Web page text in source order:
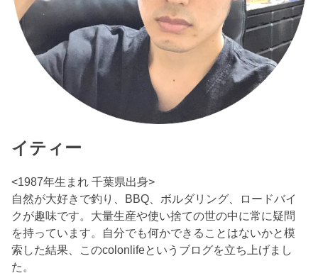
イティー
<1987年生まれ 千葉県出身>
自然が大好きで釣り、BBQ、ボルダリング、ロードバイ
クが趣味です。大量生産や使い捨ての世の中に常に疑問
を持っています。自分でも何かできることはないかと模
索した結果、このcolonlifeというブログを立ち上げまし
た。